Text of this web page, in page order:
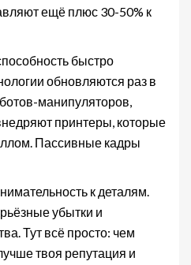
ещё плюс 30-50% к
быстро
обновляются раз в
манипуляторов,
принтеры, которые
Пассивные кадры
к деталям.
убытки и
Тут всё просто: чем
твоя репутация и